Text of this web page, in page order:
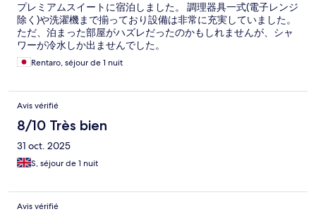
プレミアムスイートに宿泊しました。 調理器具一式(電子レンジ
除く)や洗濯機まで揃っており設備は非常に充実していました。
ただ、泊まった部屋がハズレだったのかもしれませんが、シャ
ワーが冷水しか出ませんでした。
Rentaro, séjour de 1 nuit
Avis vérifié
8/10 Très bien
31 oct. 2025
S, séjour de 1 nuit
Avis vérifié